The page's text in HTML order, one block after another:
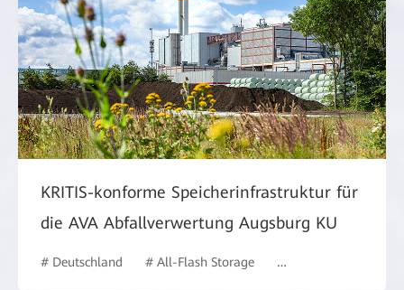
KRITIS-konforme Speicherinfrastruktur für
die AVA Abfallverwertung Augsburg KU
# Deutschland # All-Flash Storage # Behörden